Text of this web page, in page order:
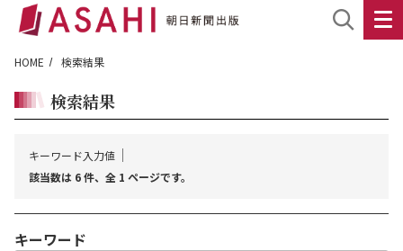
HOME 検索結果
検索結果
キーワード入力値
該当数は 6 件、全 1 ページです。
キーワード